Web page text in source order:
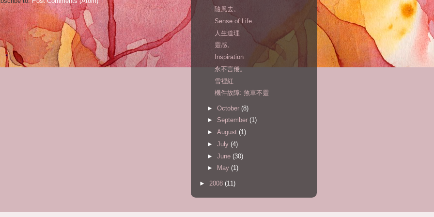
隨風去。
Sense of Life
人生道理
靈感。
Inspiration
永不言倦。
雪裡紅
機件故障: 煞車不靈
► October (8)
► September (1)
► August (1)
► July (4)
► June (30)
►
May (1)
► 2008 (11)